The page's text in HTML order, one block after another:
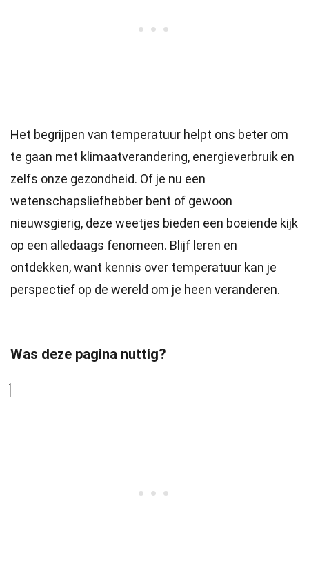
Het begrijpen van temperatuur helpt ons beter om
te gaan met klimaatverandering, energieverbruik en
zelfs onze gezondheid. Of je nu een
wetenschapsliefhebber bent of gewoon
nieuwsgierig, deze weetjes bieden een boeiende kijk
op een alledaags fenomeen. Blijf leren en
ontdekken, want kennis over temperatuur kan je
perspectief op de wereld om je heen veranderen.
Was deze pagina nuttig?